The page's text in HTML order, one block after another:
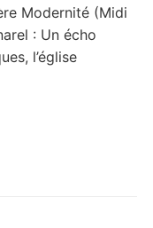
Modernité (Midi
: Un écho
l’église